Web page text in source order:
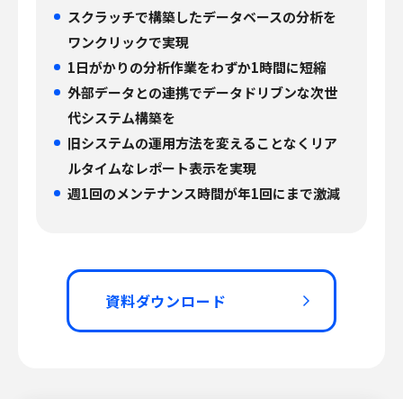
スクラッチで構築したデータベースの分析を
ワンクリックで実現
1日がかりの分析作業をわずか1時間に短縮
外部データとの連携でデータドリブンな次世
代システム構築を
旧システムの運用方法を変えることなくリア
ルタイムなレポート表示を実現
週1回のメンテナンス時間が年1回にまで激減
資料ダウンロード